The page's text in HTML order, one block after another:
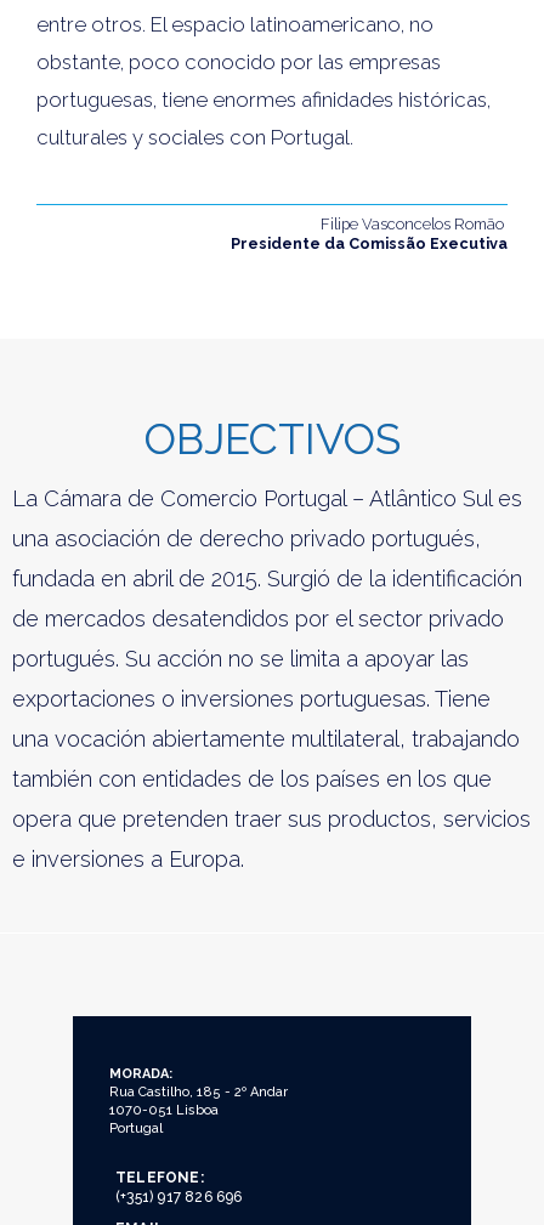
entre otros. El espacio latinoamericano, no
obstante, poco conocido por las empresas
portuguesas, tiene enormes afinidades históricas,
culturales y sociales con Portugal.
Filipe Vasconcelos Romão
Presidente da Comissão Executiva
OBJECTIVOS
La Cámara de Comercio Portugal – Atlântico Sul es
una asociación de derecho privado portugués,
fundada en abril de 2015. Surgió de la identificación
de mercados desatendidos por el sector privado
portugués. Su acción no se limita a apoyar las
exportaciones o inversiones portuguesas. Tiene
una vocación abiertamente multilateral, trabajando
también con entidades de los países en los que
opera que pretenden traer sus productos, servicios
e inversiones a Europa.
MORADA:
Rua Castilho, 185 - 2º Andar
1070-051 Lisboa
Portugal
TELEFONE:
(+351) 917 826 696